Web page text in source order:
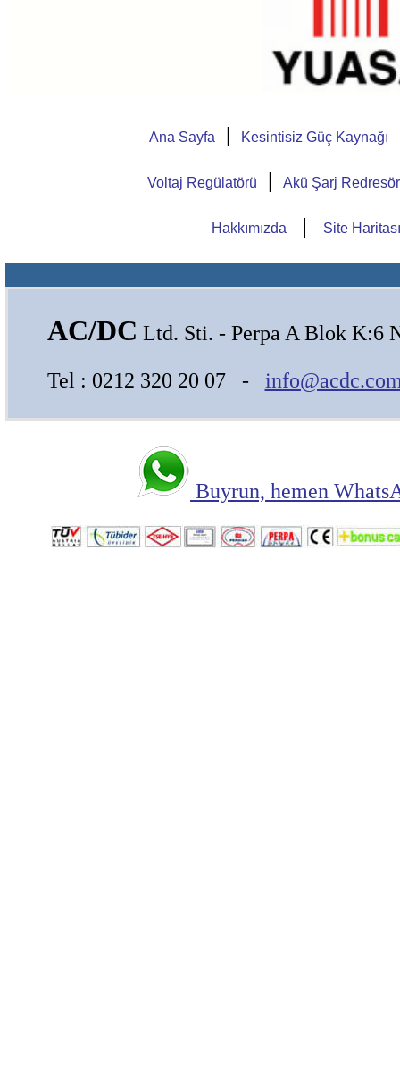
Ana Sayfa | Kesintisiz Güç Kaynağı
Voltaj Regülatörü | Akü Şarj
Hakkımızda | Site Haritası
AC/DC Ltd. Sti. - Perpa A Blok K:6
Tel : 0212 320 20 07 -
Buyrun, hemen